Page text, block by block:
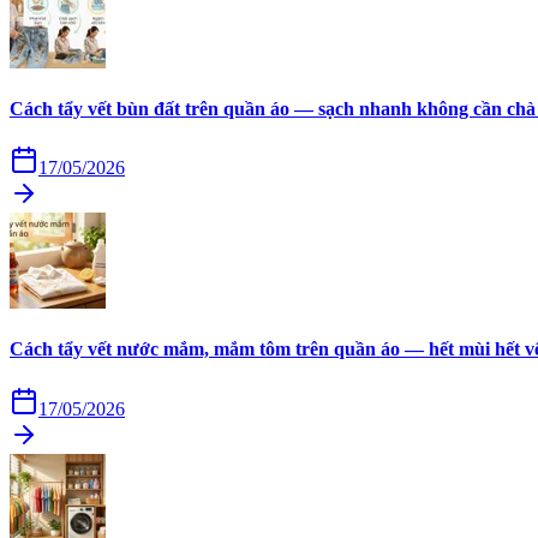
Cách tẩy vết bùn đất trên quần áo — sạch nhanh không cần
17/05/2026
Cách tẩy vết nước mắm, mắm tôm trên quần áo — hết mùi hết
17/05/2026